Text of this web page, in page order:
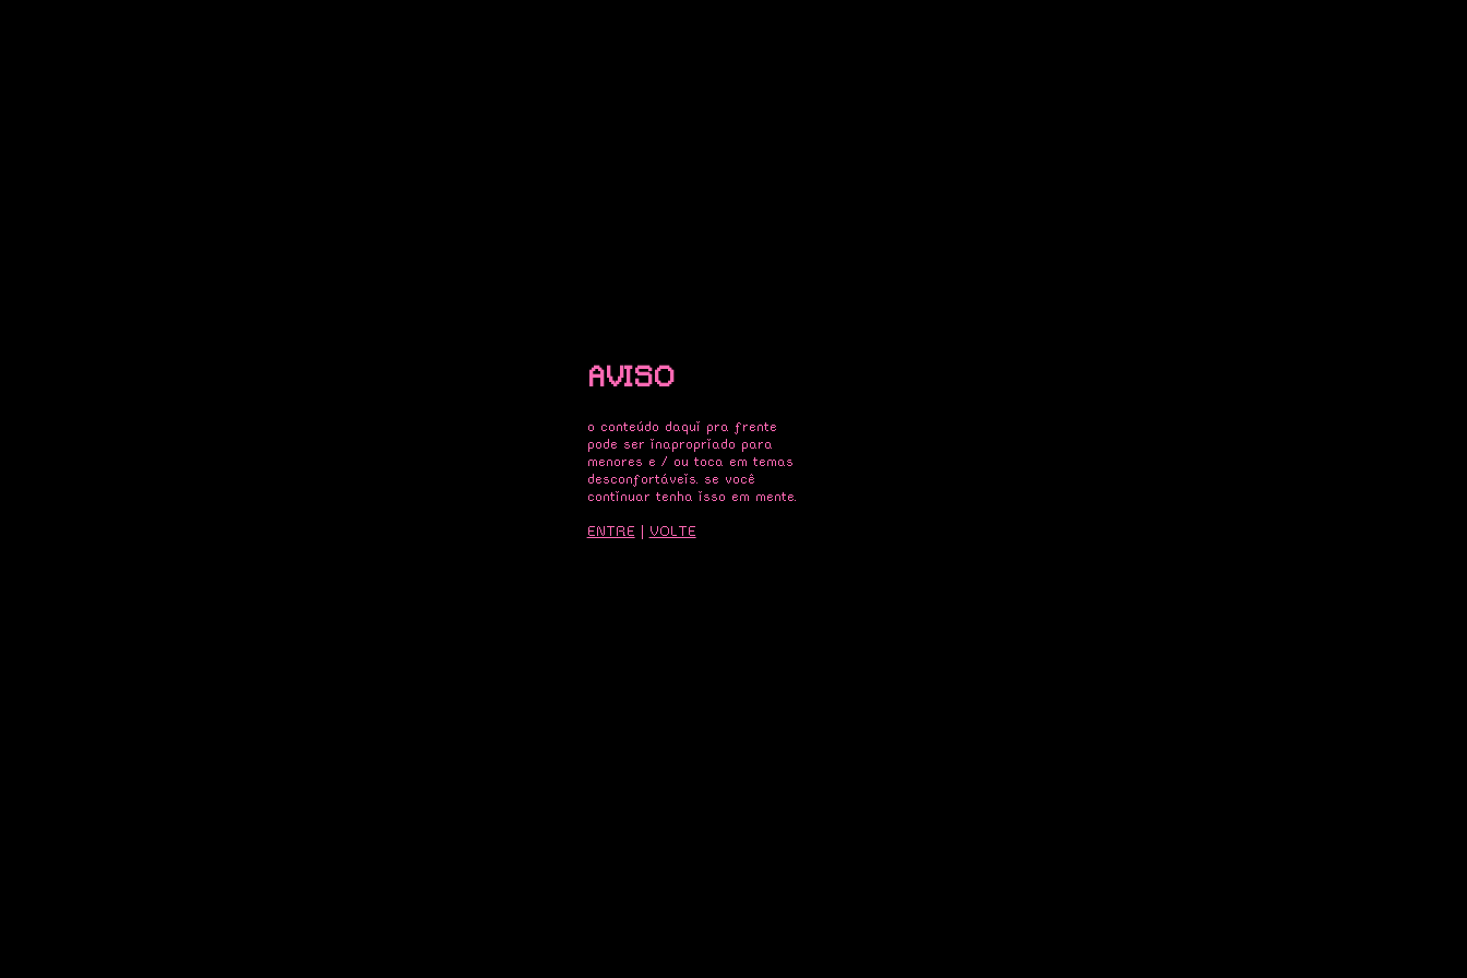
AVISO
o conteúdo daqui pra frente
pode ser inapropriado para
menores e / ou toca em temas
desconfortáveis. se você
continuar tenha isso em mente.
ENTRE VOLTE